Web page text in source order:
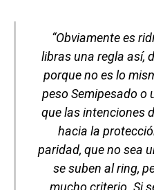
“Obviamente es
libras una regla así,
porque no es lo
peso Semipesado o
que las intenciones
hacia la
paridad, que no sea
se suben al ring,
mucho criterio. Si